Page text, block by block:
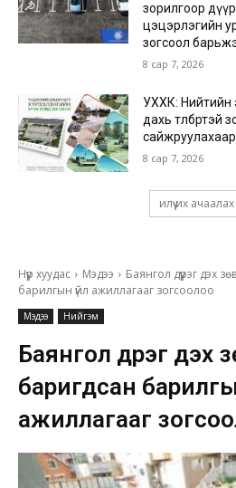
зорилгоор
цэцэрлэгийн
зогсоол
8 сар 7, 2026
УХХК:
дахь
8 сар 7, 2026
илүү их ачаалах